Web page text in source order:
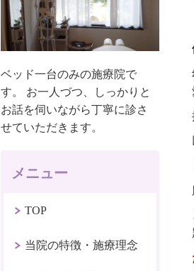
ベッド一台のみの施療院で
す。 お一人づつ、しっかりと
お話を伺いながら丁寧に診さ
せていただきます。
メニュー
TOP
当院の特徴・施療理念